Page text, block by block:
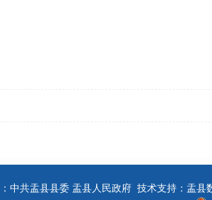
中共盂县县委 盂县人民政府 技术支持：盂县